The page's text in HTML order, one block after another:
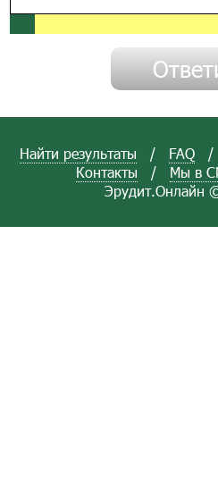
Найти результаты / FAQ /
Контакты
/ Мы в
Эрудит.Онлайн